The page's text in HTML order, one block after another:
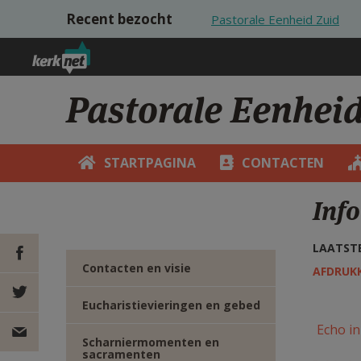
Overslaan en naar de inhoud gaan
Recent bezocht Pastorale Eenheid Zuid
Pastorale
STARTPAGINA CONTACTEN
DEEL OP
FACEBOOK
DEEL OP
Contacten en visie
Eucharistievieringen en gebed
Scharniermomenten en
sacramenten
Echo